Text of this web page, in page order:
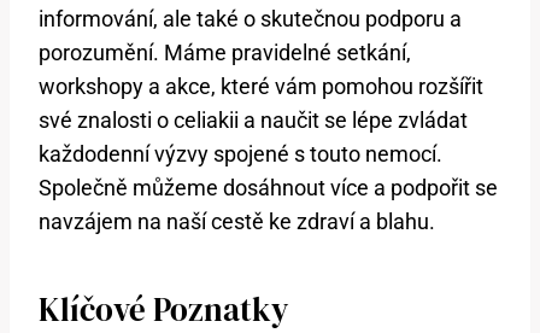
informování, ale také o skutečnou podporu a
porozumění. Máme pravidelné setkání,
workshopy a akce, které vám pomohou rozšířit
své znalosti o celiakii a naučit se lépe zvládat
každodenní výzvy spojené s touto nemocí.
Společně můžeme dosáhnout více a podpořit se
navzájem na naší cestě ke zdraví a blahu.
Klíčové Poznatky